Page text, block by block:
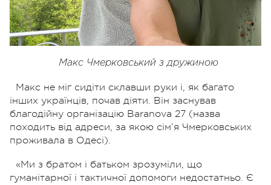
Макс Чмерковський з дружиною
Макс не міг сидіти склавши руки і, як багато
інших українців, почав діяти. Він заснував
благодійну організацію Baranova 27 (назва
походить від адреси, за якою сім’я Чмерковських
проживала в Одесі).
«Ми з братом і батьком зрозуміли, що
гуманітарної і тактичної допомоги недостатньо. Є